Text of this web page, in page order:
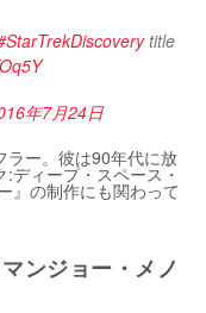
title
年7月24日
ラー。彼は90年代に放
ディープ・スペース・
』の制作にも関わって
ンジョー・メノ